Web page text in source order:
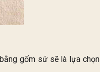
gốm sứ sẽ là lựa chọn